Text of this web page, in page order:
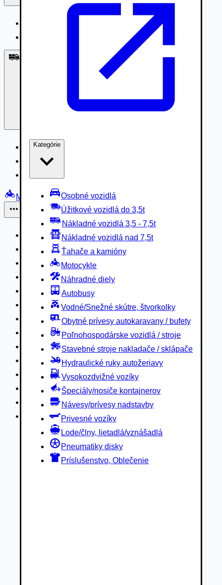
Kategórie
Osobné vozidlá
Úžitkové vozidlá do 3,5t
Nákladné vozidlá 3,5 - 7,5t
Nákladné vozidlá nad 7,5t
Ťahače a kamióny
Motocykle
Náhradné diely
Autobusy
Vodné/Snežné skútre, štvorkolky
Obytné prívesy autokaravany / bufety
Poľnohospodárske vozidlá / stroje
Stavebné stroje nakladače / sklápače
Hydraulické ruky autožeriavy
Vysokozdvižné vozíky
Špeciály/nosiče kontajnerov
Návesy/prívesy nadstavby
Privesné vozíky
Lode/člny, lietadlá/vznášadlá
Pneumatiky disky
Príslušenstvo, Oblečenie
Nákladné vozidlá 3,5 - 7,5t
Nákladné vozidlá nad 7,5t
Motocykle
Náhradné diely
Autobusy
Vodné/Snežné skútre, štvorkolky
Obytné prívesy autokaravany / bufety
Poľnohospodárske vozidlá / stroje
Stavebné stroje nakladače / sklápače
Hydraulické ruky autožeriavy
Vysokozdvižné vozíky
Špeciály/nosiče kontajnerov
Návesy/prívesy nadstavby
Privesné vozíky
Lode/člny, lietadlá/vznášadlá
Pneumatiky disky
Príslušenstvo, Oblečenie